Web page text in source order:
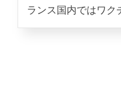
ランス国内ではワク